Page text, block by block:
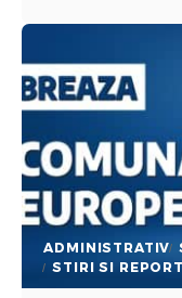
ADMINISTRATIV
STIRI SI